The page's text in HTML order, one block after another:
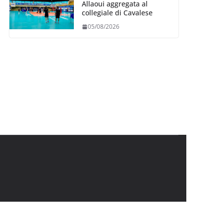
Allaoui aggregata al
collegiale di Cavalese
05/08/2026